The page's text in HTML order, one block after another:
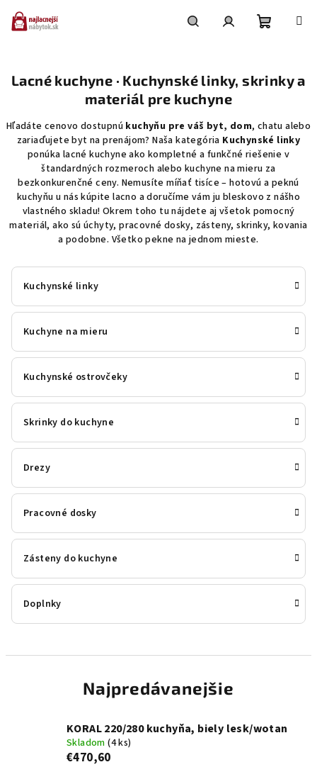
obsah
košík
Lacné kuchyne · Kuchynské linky, skrinky a
materiál pre kuchyne
Hľadáte cenovo dostupnú kuchyňu pre váš byt, dom, chatu alebo
zariaďujete byt na prenájom? Naša kategória Kuchynské linky
ponúka lacné kuchyne ako kompletné a funkčné riešenie v
štandardných rozmeroch alebo kuchyne na mieru za
bezkonkurenčné ceny. Nemusíte míňať tisíce – hotovú a peknú
kuchyňu u nás kúpite lacno a doručíme vám ju bleskovo z nášho
vlastného skladu! Okrem toho tu nájdete aj všetok pomocný
materiál, ako sú úchyty, pracovné dosky, zásteny, skrinky, kovania
a podobne. Všetko pekne na jednom mieste.
Kuchynské linky
Kuchyne na mieru
Kuchynské ostrovčeky
Skrinky do kuchyne
Drezy
Pracovné dosky
Zásteny do kuchyne
Doplnky
Najpredávanejšie
KORAL 220/280 kuchyňa, biely lesk/wotan
Skladom(4 ks)
€470,60